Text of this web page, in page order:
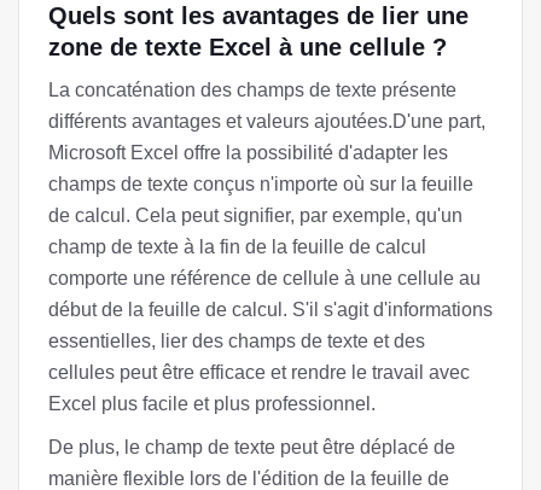
Quels sont les avantages de lier une
zone de texte Excel à une cellule ?
La concaténation des champs de texte présente
différents avantages et valeurs ajoutées.D'une part,
Microsoft Excel offre la possibilité d'adapter les
champs de texte conçus n'importe où sur la feuille
de calcul. Cela peut signifier, par exemple, qu'un
champ de texte à la fin de la feuille de calcul
comporte une référence de cellule à une cellule au
début de la feuille de calcul. S'il s'agit d'informations
essentielles, lier des champs de texte et des
cellules peut être efficace et rendre le travail avec
Excel plus facile et plus professionnel.
De plus, le champ de texte peut être déplacé de
manière flexible lors de l'édition de la feuille de